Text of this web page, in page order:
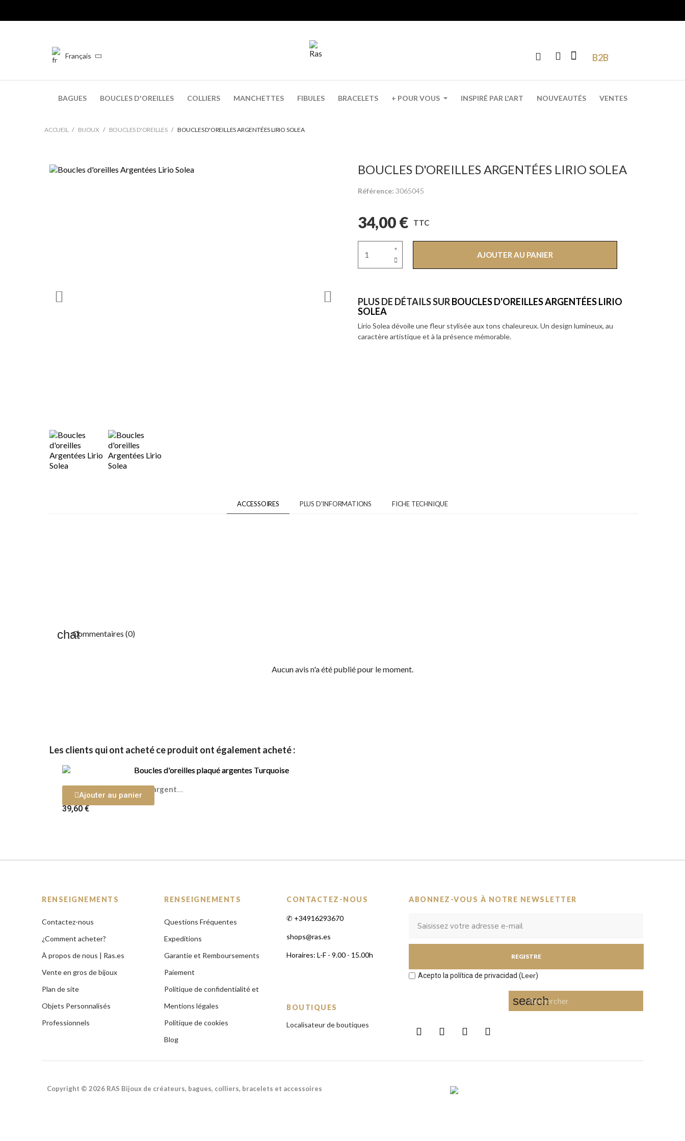
Français B2B
BAGUES BOUCLES D'OREILLES COLLIERS MANCHETTES FIBULES BRACELETS + POUR VOUS INSPIRÉ PAR L'ART NOUVEAUTÉS VENTES
ACCUEIL BIJOUX BOUCLES D'OREILLES BOUCLES D'OREILLES ARGENTÉES LIRIO SOLEA
BOUCLES D'OREILLES ARGENTÉES LIRIO SOLEA
Référence 3065045
34,00 € TTC
AJOUTER AU PANIER
PLUS DE DÉTAILS SURBOUCLES D'OREILLES ARGENTÉES LIRIO
SOLEA
Lirio Solea dévoile une fleur stylisée aux tons chaleureux. Un design lumineux, au
caractère artistique et à la présence mémorable.
ACCESSOIRES PLUS D'INFORMATIONS FICHE TECHNIQUE
Commentaires (0)
Aucun avis n'a été publié pour le moment.
Les clients qui ont acheté ce produit ont également acheté :
Boucles d'oreilles plaqué argentes Turquoise
39,60 €
Ajouter au panier
RENSEIGNEMENTS
Contactez-nous
¿Comment acheter?
À propos de nous | Ras.es
Vente en gros de bijoux
Plan de site
Objets Personnalisés
Professionnels
RENSEIGNEMENTS
Questions Fréquentes
Expeditions
Garantie et Remboursements
Paiement
Politique de confidentialité et
Mentions légales
Politique de cookies
Blog
CONTACTEZ-NOUS
✆ +34916293670
shops@ras.es
Horaires: L-F - 9.00 - 15.00h
BOUTIQUES
Localisateur de boutiques
ABONNEZ-VOUS À NOTRE NEWSLETTER
REGISTRE
Acepto la política de privacidad (Leer)
search
Copyright © 2026 RAS Bijoux de créateurs, bagues, colliers, bracelets et accessoires